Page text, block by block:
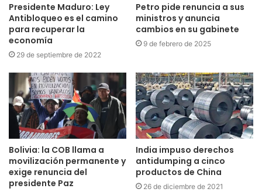
Presidente Maduro: Ley
Antibloqueo es el camino
para recuperar la
economía
29 de septiembre de 2022
Petro pide renuncia a sus
ministros y anuncia
cambios en su gabinete
9 de febrero de 2025
Bolivia: la COB llama a
movilización permanente y
exige renuncia del
presidente Paz
India impuso derechos
antidumping a cinco
productos de China
26 de diciembre de 2021